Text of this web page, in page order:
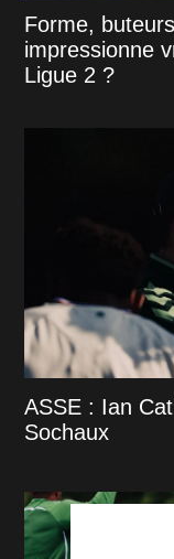
Forme,
impressionne
Ligue 2 ?
ASSE : Ian
Sochaux